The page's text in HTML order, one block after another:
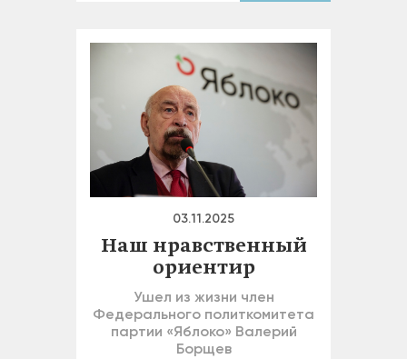
03.11.2025
Наш нравственный
ориентир
Ушел из жизни член
Федерального политкомитета
партии «Яблоко» Валерий
Борщев